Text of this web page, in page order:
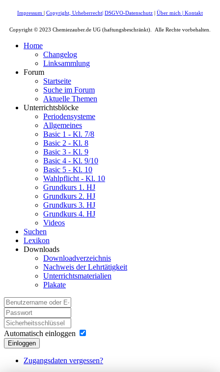
Impressum Copyright, Urheberrecht DSGVO-Datenschutz Über mich Kontakt
Copyright © 2023 Chemiezauber.de UG (haftungsbeschränkt). Alle Rechte vorbehalten.
Home
Changelog
Linksammlung
Forum
Startseite
Suche im Forum
Aktuelle Themen
Unterrichtsblöcke
Periodensysteme
Allgemeines
Basic 1 - Kl. 7/8
Basic 2 - Kl. 8
Basic 3 - Kl. 9
Basic 4 - Kl. 9/10
Basic 5 - Kl. 10
Wahlpflicht - Kl. 10
Grundkurs 1. HJ
Grundkurs 2. HJ
Grundkurs 3. HJ
Grundkurs 4. HJ
Videos
Suchen
Lexikon
Downloads
Downloadverzeichnis
Nachweis der Lehrtätigkeit
Unterrichtsmaterialien
Plakate
Automatisch einloggen
Einloggen
Zugangsdaten vergessen?